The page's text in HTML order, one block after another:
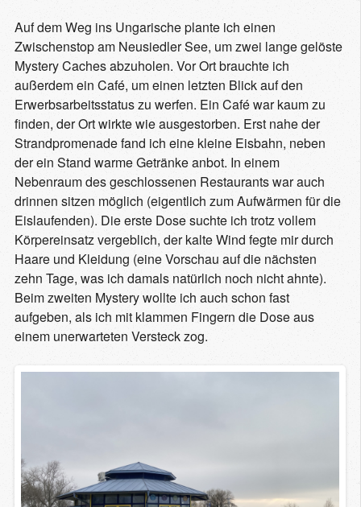
Auf dem Weg ins Ungarische plante ich einen
Zwischenstop am Neusiedler See, um zwei lange gelöste
Mystery Caches abzuholen. Vor Ort brauchte ich
außerdem ein Café, um einen letzten Blick auf den
Erwerbsarbeitsstatus zu werfen. Ein Café war kaum zu
finden, der Ort wirkte wie ausgestorben. Erst nahe der
Strandpromenade fand ich eine kleine Eisbahn, neben
der ein Stand warme Getränke anbot. In einem
Nebenraum des geschlossenen Restaurants war auch
drinnen sitzen möglich (eigentlich zum Aufwärmen für die
Eislaufenden). Die erste Dose suchte ich trotz vollem
Körpereinsatz vergeblich, der kalte Wind fegte mir durch
Haare und Kleidung (eine Vorschau auf die nächsten
zehn Tage, was ich damals natürlich noch nicht ahnte).
Beim zweiten Mystery wollte ich auch schon fast
aufgeben, als ich mit klammen Fingern die Dose aus
einem unerwarteten Versteck zog.